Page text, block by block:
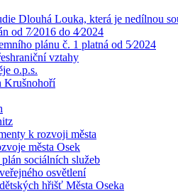
Dlouhá Louka, která je nedílnou
od 7⁄2016 do 4⁄2024
plánu č. 1 platná od 5⁄2024
vztahy
o.p.s.
Krušnohoří
k rozvoji města
města Osek
sociálních služeb
osvětlení
hřišť Města Oseka